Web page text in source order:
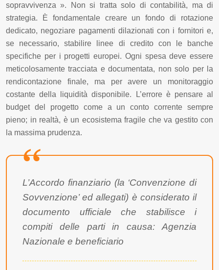
sopravvivenza ». Non si tratta solo di contabilità, ma di
strategia. È fondamentale creare un fondo di rotazione
dedicato, negoziare pagamenti dilazionati con i fornitori e,
se necessario, stabilire linee di credito con le banche
specifiche per i progetti europei. Ogni spesa deve essere
meticolosamente tracciata e documentata, non solo per la
rendicontazione finale, ma per avere un monitoraggio
costante della liquidità disponibile. L’errore è pensare al
budget del progetto come a un conto corrente sempre
pieno; in realtà, è un ecosistema fragile che va gestito con
la massima prudenza.
L’Accordo finanziario (la ‘Convenzione di
Sovvenzione’ ed allegati) è considerato il
documento ufficiale che stabilisce i
compiti delle parti in causa: Agenzia
Nazionale e beneficiario